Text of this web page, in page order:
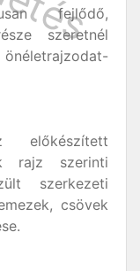
fejlődő,
szeretnél
rajz szerinti
szerkezeti
csövek